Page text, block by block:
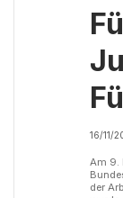
16/11/
Am 9.
der